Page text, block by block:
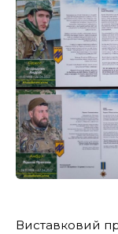
Виставковий